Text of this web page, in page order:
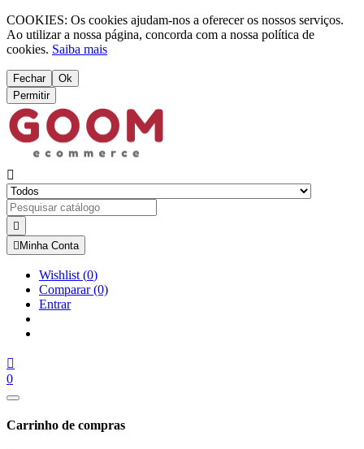
COOKIES: Os cookies ajudam-nos a oferecer os nossos serviços.
Ao utilizar a nossa página, concorda com a nossa política de
cookies. Saiba mais
Fechar
Ok
Permitir


 Minha Conta
Wishlist (0)
Comparar(0)
Entrar

0
Carrinho de compras